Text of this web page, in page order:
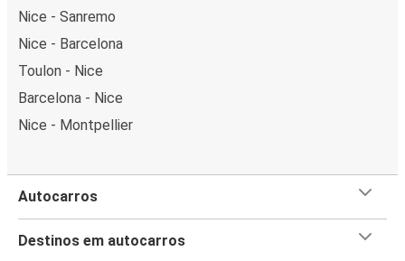
Nice - Sanremo
Nice - Barcelona
Toulon - Nice
Barcelona - Nice
Nice - Montpellier
Autocarros
Destinos em autocarros